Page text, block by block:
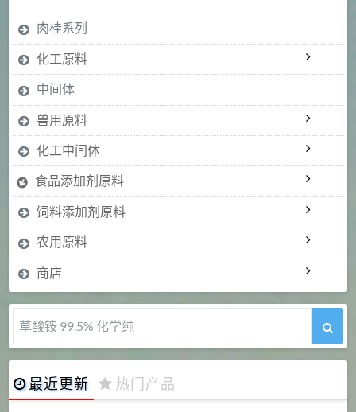
肉桂系列
化工原料
中间体
兽用原料
化工中间体
食品添加剂原料
饲料添加剂原料
农用原料
商店
5-甲氧基吲哚 98%
最近更新 热门产品